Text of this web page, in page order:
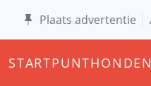
Plaats advertentie
STARTPUNTHONDEN